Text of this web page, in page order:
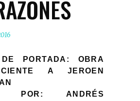
DE PORTADA: OBRA
A JEROEN
POR: ANDRÉS